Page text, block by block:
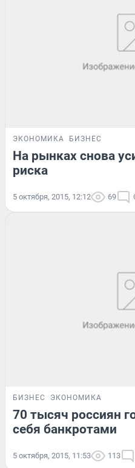
ЭКОНОМИКА БИЗНЕС
На рынках снова
риска
5 октября, 2015, 12:12 69
БИЗНЕС ЭКОНОМИКА
70 тысяч россиян
себя банкротами
5 октября, 2015, 11:53 113